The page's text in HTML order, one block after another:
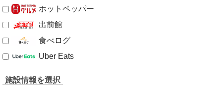
ホットペッパー
出前館
食べログ
Uber Eats
施設情報を選択